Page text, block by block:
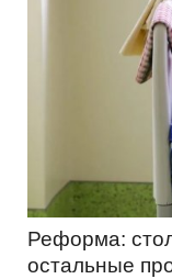
Реформа:
остальные